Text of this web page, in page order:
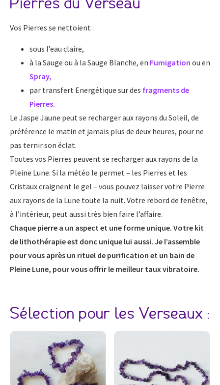
Pierres du Verseau
Vos Pierres se nettoient :
sous l’eau claire,
à la Sauge ou à la Sauge Blanche, en Fumigation ou en
Spray,
par transfert Energétique sur des fragments de
Pierres.
Le Jaspe Jaune peut se recharger aux rayons du Soleil, de
préférence le matin et jamais plus de deux heures, pour ne
pas ternir son éclat.
Toutes vos Pierres peuvent se recharger aux rayons de la
Pleine Lune. Si la météo le permet – les Pierres et les
Cristaux craignent le gel – vous pouvez laisser votre Pierre
aux rayons de la Lune toute la nuit. Votre rebord de fenêtre,
à l’intérieur, peut aussi très bien faire l’affaire.
Chaque pierre a un aspect et une forme unique. Votre kit
de lithothérapie est donc unique lui aussi. Je l’assemble
pour vous après un rituel de purification et un bain de
Pleine Lune, pour vous offrir le meilleur taux vibratoire.
Sélection pour les Verseaux :